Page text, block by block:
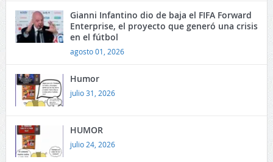
Gianni Infantino dio de baja el FIFA Forward
Enterprise, el proyecto que generó una crisis
en el fútbol
agosto 01, 2026
Humor
julio 31, 2026
HUMOR
julio 24, 2026